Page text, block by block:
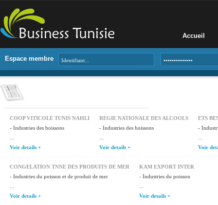
Accueil
Espace membre
COOP VITICOLE TUNIS NAHLI
- Industries des boissons
Voir details +
REGIE NATIONALE DES ALCOOLS
- Industries des boissons
Voir details +
ETS
-
Voir
CONGELATION TNNE DES PRODUITS DE MER
- Industries du poisson et de produit de mer
Voir details +
KAM EXPORT INTER
- Industries du poisson
Voir details +